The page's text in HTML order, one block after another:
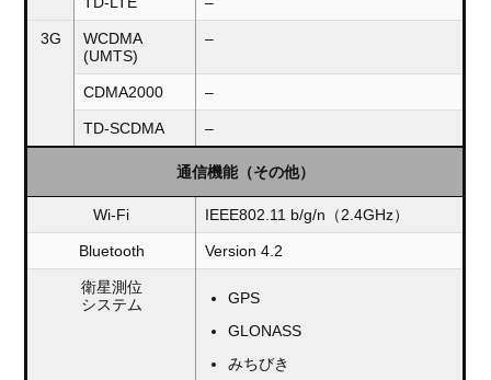
3G
WCDMA
(UMTS)
–
CDMA2000 –
TD-SCDMA –
通信機能（その他）
Wi-Fi IEEE802.11 b/g/n（2.4GHz）
Bluetooth Version 4.2
衛星測位
システム
GPS
GLONASS
みちびき